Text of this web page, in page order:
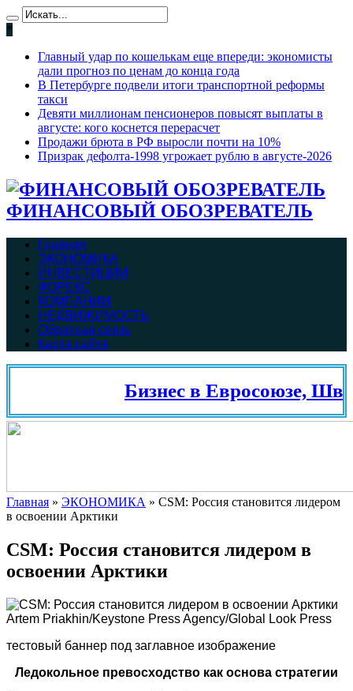
*
Главный удар по кошелькам еще впереди: экономисты
дали прогноз по ценам до конца года
В Петербурге подвели итоги транспортной реформы
такси
Девяти миллионам пенсионеров повысят выплаты в
августе: кого коснется перерасчет
Продажи брюта в РФ выросли почти на 10%
Призрак дефолта-1998 угрожает рублю в августе-2026
ФИНАНСОВЫЙ ОБОЗРЕВАТЕЛЬ
Главная
ЭКОНОМИКА
ИНВЕСТИЦИИ
ФОРЕКС
КОМПАНИИ
НЕДВИЖИМОСТЬ
Обратная связь
Карта сайта
Бизнес в Евросоюзе,
Главная » ЭКОНОМИКА » CSM: Россия становится лидером
в освоении Арктики
CSM: Россия становится лидером в
освоении Арктики
Artem Priakhin/Keystone Press Agency/Global Look Press
тестовый баннер под заглавное изображение
Ледокольное превосходство как основа стратегии